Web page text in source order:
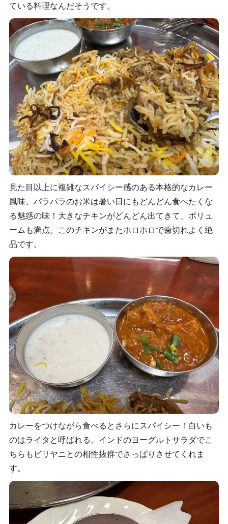
ている料理なんだそうです。
見た目以上に複雑なスパイシー感のある本格的なカレー
風味、パラパラのお米は暑い日にもどんどん食べたくな
る魅惑の味！大きなチキンがどんどん出てきて、ボリュ
ームも満点。このチキンがまたホロホロで歯切れよく絶
品です。
カレーをつけながら食べるとさらにスパイシー！白いも
のはライタと呼ばれる、インドのヨーグルトサラダでこ
ちらもビリヤニとの相性抜群でさっぱりさせてくれま
す。